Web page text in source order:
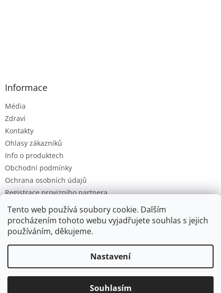
Tento web používá soubory cookie. Dalším
procházením tohoto webu vyjadřujete souhlas s jejich
používáním, děkujeme.
Nastavení
Souhlasím
Ve dnech 4.-14.8. dobíjíme baterky. Všechny objednávky budou
postupně zpracovány po tomto datu. Děkujeme za laskavé
Informace
Média
Zdraví
Kontakty
Ohlasy zákazníků
Info o produktech
Obchodní podmínky
Ochrana osobních údajů
Registrace provizního partnera
Provizní systém
Vytvořil Shoptet
Copyright 2026Ozon.cz. Všechna práva vyhrazena.Upravit
nastavení cookies